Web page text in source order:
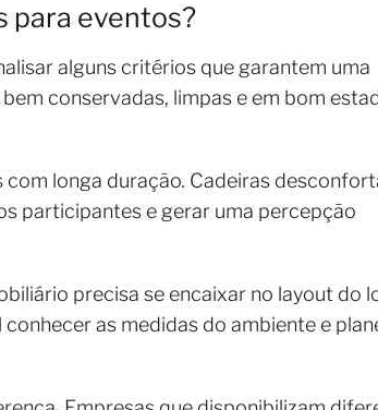
para eventos?
alguns critérios que garantem uma
conservadas, limpas e em bom
longa duração. Cadeiras
participantes e gerar uma percepção
precisa se encaixar no layout do
as medidas do ambiente e